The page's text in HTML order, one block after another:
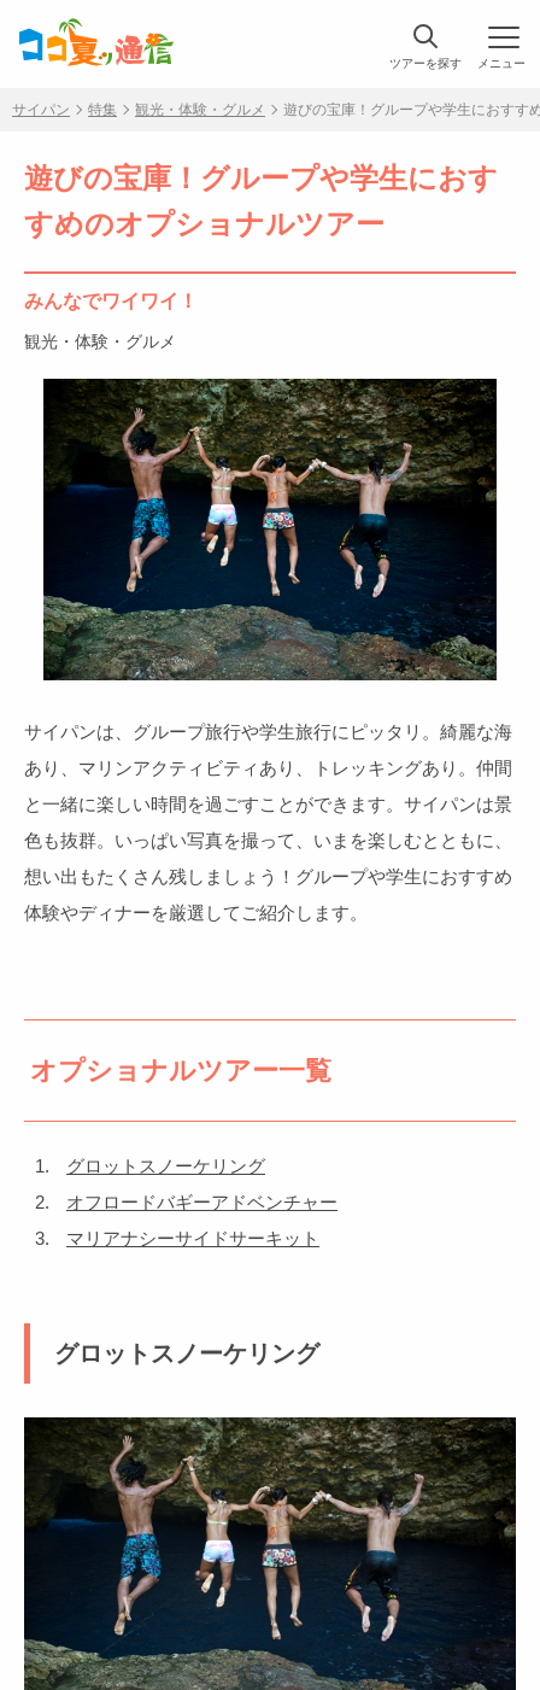
ツアーを探す
サイパン 特集 観光・体験・グルメ 遊びの宝庫！グループや学生におすす
遊びの宝庫！グループや学生におす
すめのオプショナルツアー
みんなでワイワイ！
観光・体験・グルメ
サイパンは、グループ旅行や学生旅行にピッタリ。綺麗な海
あり、マリンアクティビティあり、トレッキングあり。仲間
と一緒に楽しい時間を過ごすことができます。サイパンは景
色も抜群。いっぱい写真を撮って、いまを楽しむとともに、
想い出もたくさん残しましょう！グループや学生におすすめ
体験やディナーを厳選してご紹介します。
オプショナルツアー一覧
グロットスノーケリング
オフロードバギーアドベンチャー
マリアナシーサイドサーキット
グロットスノーケリング
メニュー